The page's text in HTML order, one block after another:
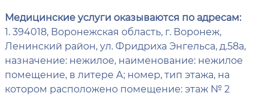
Медицинские услуги оказываются по адресам:
1. 394018, Воронежская область, г. Воронеж,
Ленинский район, ул. Фридриха Энгельса, д.58а,
назначение: нежилое, наименование: нежилое
помещение, в литере А; номер, тип этажа, на
котором расположено помещение: этаж № 2